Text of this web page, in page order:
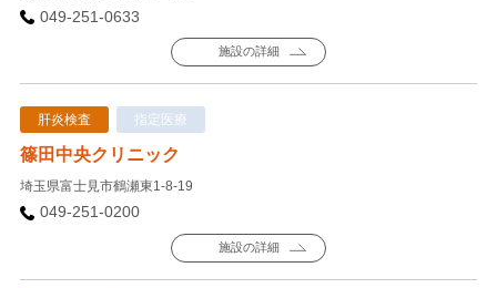
049-251-0633
施設の詳細
肝炎検査 指定医療
篠田中央クリニック
埼玉県富士見市鶴瀬東1-8-19
049-251-0200
施設の詳細